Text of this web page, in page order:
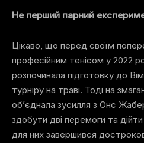
Не перший парний
Цікаво, що перед своїм
професійним тенісом у 2022
розпочинала підготовку до
турніру на траві. Тоді на
об’єднала зусилля з Онс
здобути дві перемоги та дійти
для них завершився